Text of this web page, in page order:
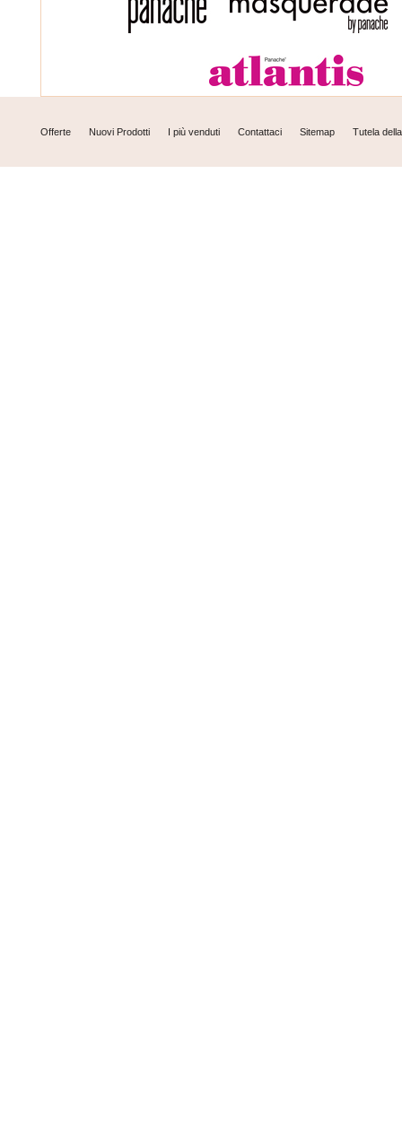
Offerte Nuovi Prodotti I più venduti Contattaci Sitemap Tutela